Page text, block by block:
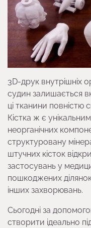
3D-друк внутрішніх
судин залишається
ці тканини повністю
Кістка ж є
неорганічних
структуровану
штучних кісток
застосувань у
пошкоджених
інших захворювань.
Сьогодні за
створити ідеально